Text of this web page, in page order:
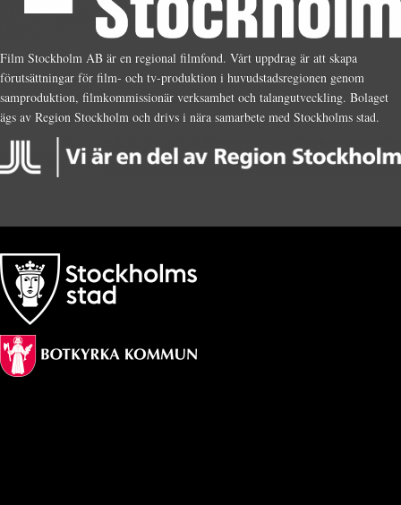
Film Stockholm AB är en regional filmfond. Vårt uppdrag är att skapa
förutsättningar för film- och tv-produktion i huvudstadsregionen genom
samproduktion, filmkommissionär verksamhet och talangutveckling. Bolaget
ägs av Region Stockholm och drivs i nära samarbete med Stockholms stad.